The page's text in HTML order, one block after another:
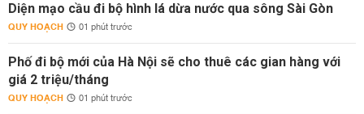
Diện mạo cầu đi bộ hình lá dừa nước qua sông Sài Gòn
QUY HOẠCH 01 phút trước
Phố đi bộ mới của Hà Nội sẽ cho thuê các gian hàng với
giá 2 triệu/tháng
QUY HOẠCH 01 phút trước